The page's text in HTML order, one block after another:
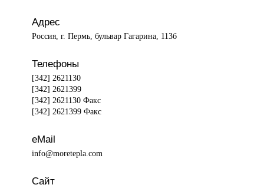
Адрес
Россия, г. Пермь, бульвар Гагарина, 113б
Телефоны
[342] 2621130
[342] 2621399
[342] 2621130 Факс
[342] 2621399 Факс
eMail
info@moretepla.com
Сайт